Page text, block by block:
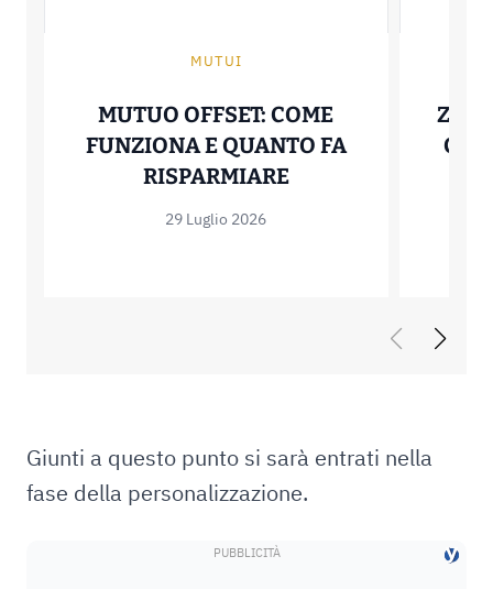
MUTUI
MUTUO OFFSET: COME
FUNZIONA E QUANTO FA
RISPARMIAREMUTUO OFFSET:
29 Luglio 2026
Giunti a questo punto si sarà entrati nella
fase della personalizzazione.